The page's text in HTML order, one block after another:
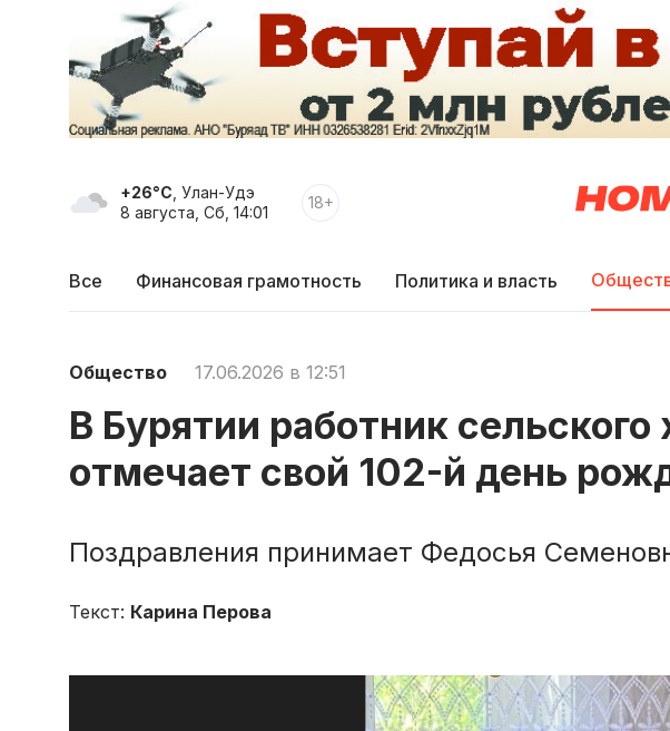
+26°C , Улан-Удэ
8 августа, Сб, 14:01
18+
Все Финансовая грамотность Политика и власть
Общество 17.06.2026 в 12:51
В Бурятии работник сельского
отмечает свой 102-й день
Поздравления принимает Федосья
Текст: Карина Перова